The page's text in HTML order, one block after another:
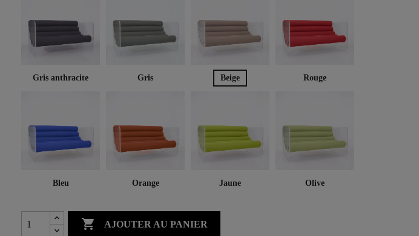
Gris anthracite Gris Beige Rouge
Bleu Orange Jaune Olive
 AJOUTER AU PANIER